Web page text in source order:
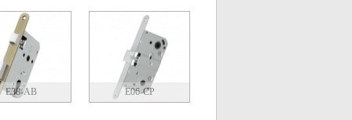
E38-AB E06-CP